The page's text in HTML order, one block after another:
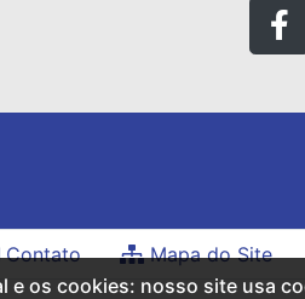
Contato Mapa do Site
e os cookies: nosso site usa